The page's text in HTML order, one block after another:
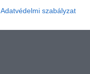
Adatvédelmi szabályzat